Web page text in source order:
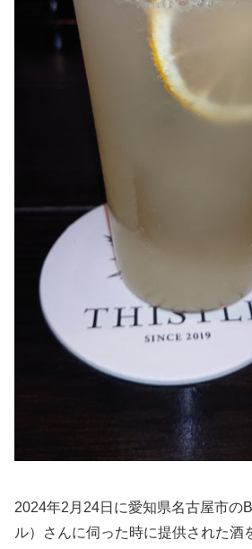
2024年2月24日に愛知県名古屋市の
ル）さんに伺った時に提供された酒